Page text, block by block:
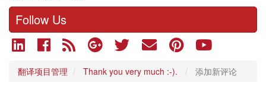
Follow Us
翻译项目管理 Thank you very much :-). 添加新评论